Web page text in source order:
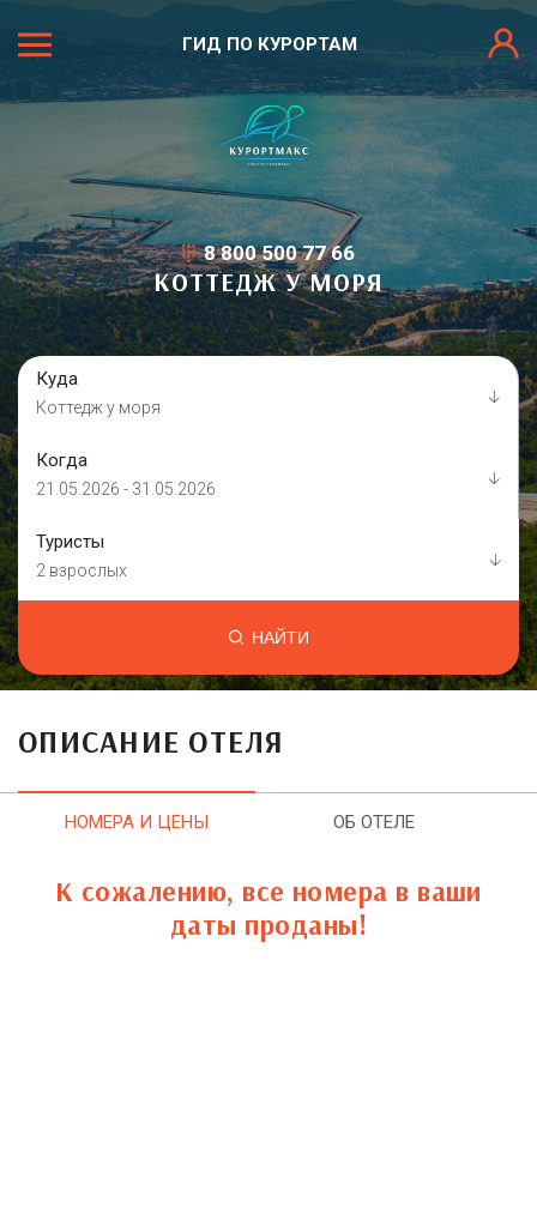
ГИД ПО КУРОРТАМ
8 800 500 77 66
КОТТЕДЖ У МОРЯ
Куда
Коттедж у моря
Когда
21.05.2026 - 31.05.2026
Туристы
2 взрослых
НАЙТИ
ОПИСАНИЕ ОТЕЛЯ
НОМЕРА И ЦЕНЫ ОБ ОТЕЛЕ
К сожалению, все номера в ваши
даты проданы!